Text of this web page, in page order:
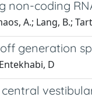
non-coding
A.; Lang, B.;
generation
D